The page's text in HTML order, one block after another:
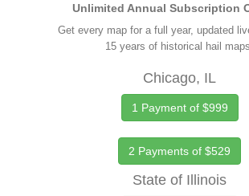
Unlimited Annual Subscription
Get every map for a full year, updated
15 years of historical hail
Chicago, IL
1 Payment of $999
2 Payments of $529
State of Illinois